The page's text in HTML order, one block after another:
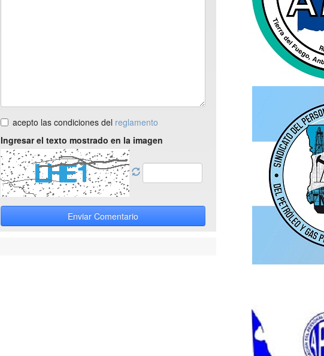
acepto las condiciones del reglamento
Ingresar el texto mostrado en la imagen
Enviar Comentario